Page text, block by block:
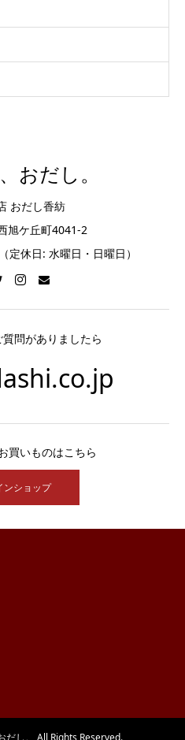
おだし。
おだし香紡
旭ケ丘町4041-2
休日: 水曜日・日曜日）
問がありましたら
買いものはこちら
ンショップ
し。 All Rights Reserved.